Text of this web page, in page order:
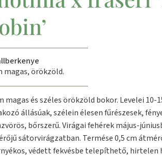
magas, örökzöld.
magas és széles örökzöld bokor. Levelei 10-
állásúak, szélein élesen fűrészesek,
bőrszerű. Virágai fehérek május-
sátorvirágzatban. Termése 0,5 cm
védett fekvésbe telepíthető, hirtelen